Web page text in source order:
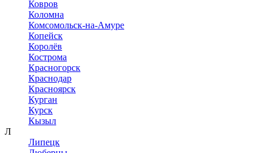
Ковров
Коломна
Комсомольск-на-Амуре
Копейск
Королёв
Кострома
Красногорск
Краснодар
Красноярск
Курган
Курск
Кызыл
Л
Липецк